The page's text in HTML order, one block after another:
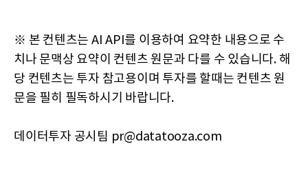
※ 본 컨텐츠는 AI API를 이용하여 요약한 내용으로 수
치나 문맥상 요약이 컨텐츠 원문과 다를 수 있습니다. 해
당 컨텐츠는 투자 참고용이며 투자를 할때는 컨텐츠 원
문을 필히 필독하시기 바랍니다.
데이터투자 공시팀 pr@datatooza.com